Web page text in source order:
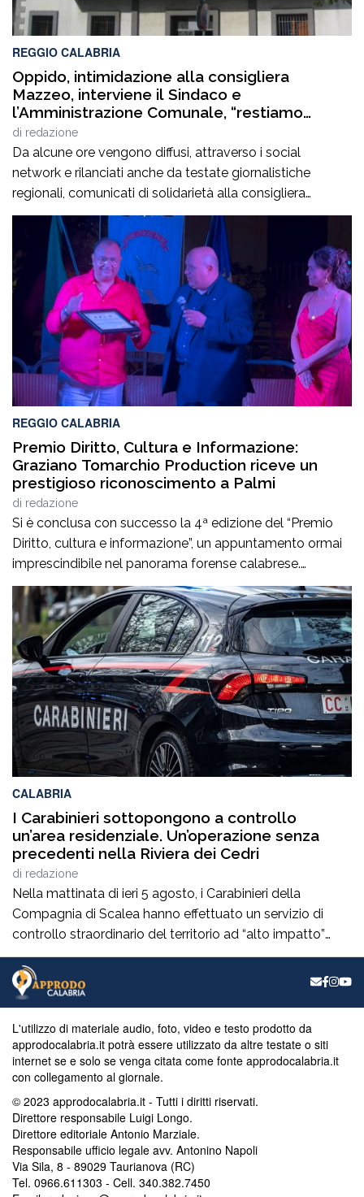
REGGIO CALABRIA
Oppido, intimidazione alla consigliera
Mazzeo, interviene il Sindaco e
l’Amministrazione Comunale, “restiamo
fiduciosi in attesa degli esiti investigativi”
di redazione
Da alcune ore vengono diffusi, attraverso i social
network e rilanciati anche da testate giornalistiche
regionali, comunicati di solidarietà alla consigliera
comunale Margherita Mazzeo in relazione al
danneggiamento di un’autovettura nella disponibilità
della sua famiglia. La tempistica con cui il Sindaco e
l’Amministrazione Comunale intervengono
pubblicamente sulla vicenda non è dovuta a esitazione
o disinteresse, […]
REGGIO CALABRIA
Premio Diritto, Cultura e Informazione:
Graziano Tomarchio Production riceve un
prestigioso riconoscimento a Palmi
di redazione
Si è conclusa con successo la 4ª edizione del “Premio
Diritto, cultura e informazione”, un appuntamento ormai
imprescindibile nel panorama forense calabrese.
L’evento, tenutosi a Palmi il 6 agosto 2026, ha offerto
un’importante occasione di riflessione sul tema
“Esperienza di vita e competenze professionali a
confronto”, richiamando l’attenzione di giuristi,
professionisti e cittadini sull’importanza del […]
CALABRIA
I Carabinieri sottopongono a controllo
un’area residenziale. Un’operazione senza
precedenti nella Riviera dei Cedri
di redazione
Nella mattinata di ieri 5 agosto, i Carabinieri della
Compagnia di Scalea hanno effettuato un servizio di
controllo straordinario del territorio ad “alto impatto”
all’interno del complesso residenziale “Parco Pantano” di
Scalea, da tempo sotto la lente d’ingrandimento delle
Forze dell’Ordine. Si tratta di un’operazione di controllo di
coordinamento […]
L'utilizzo di materiale audio, foto, video e testo prodotto da
approdocalabria.it potrà essere utilizzato da altre testate o siti
internet se e solo se venga citata come fonte approdocalabria.it
con collegamento al giornale.
© 2023 approdocalabria.it - Tutti i diritti riservati.
Direttore responsabile Luigi Longo.
Direttore editoriale Antonio Marziale.
Responsabile ufficio legale avv. Antonino Napoli
Via Sila, 8 - 89029 Taurianova (RC)
Tel. 0966.611303 - Cell. 340.382.7450